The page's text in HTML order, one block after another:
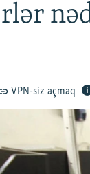
VPN-siz açmaq